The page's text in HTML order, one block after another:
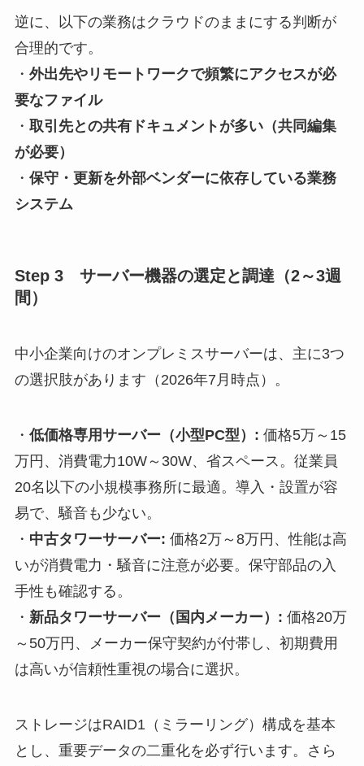
逆に、以下の業務はクラウドのままにする判断が
合理的です。
・ 外出先やリモートワークで頻繁にアクセスが必
要なファイル
・ 取引先との共有ドキュメントが多い（共同編集
が必要）
・ 保守・更新を外部ベンダーに依存している業務
システム
Step 3 サーバー機器の選定と調達（2～3週
間）
中小企業向けのオンプレミスサーバーは、主に3つ
の選択肢があります（2026年7月時点）。
・ 低価格専用サーバー（小型PC型）: 価格5万～15
万円、消費電力10W～30W、省スペース。従業員
20名以下の小規模事務所に最適。導入・設置が容
易で、騒音も少ない。
・ 中古タワーサーバー: 価格2万～8万円、性能は高
いが消費電力・騒音に注意が必要。保守部品の入
手性も確認する。
・ 新品タワーサーバー（国内メーカー）: 価格20万
～50万円、メーカー保守契約が付帯し、初期費用
は高いが信頼性重視の場合に選択。
ストレージはRAID1（ミラーリング）構成を基本
とし、重要データの二重化を必ず行います。さら